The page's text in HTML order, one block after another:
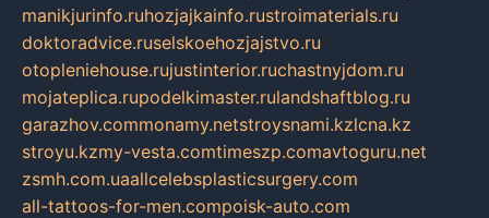
manikjurinfo.ruhozjajkainfo.rustroimaterials.ru
doktoradvice.ruselskoehozjajstvo.ru
otopleniehouse.rujustinterior.ruchastnyjdom.ru
mojateplica.rupodelkimaster.rulandshaftblog.ru
garazhov.commonamy.netstroysnami.kzlcna.kz
stroyu.kzmy-vesta.comtimeszp.comavtoguru.net
zsmh.com.uaallcelebsplasticsurgery.com
all-tattoos-for-men.compoisk-auto.com